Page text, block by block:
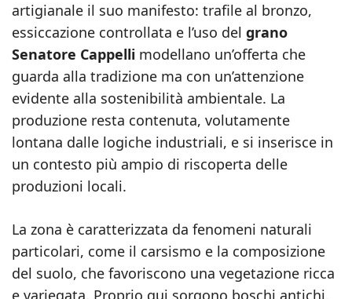
artigianale il suo manifesto: trafile al bronzo,
essiccazione controllata e l’uso del grano
Senatore Cappelli modellano un’offerta che
guarda alla tradizione ma con un’attenzione
evidente alla sostenibilità ambientale. La
produzione resta contenuta, volutamente
lontana dalle logiche industriali, e si inserisce in
un contesto più ampio di riscoperta delle
produzioni locali.
La zona è caratterizzata da fenomeni naturali
particolari, come il carsismo e la composizione
del suolo, che favoriscono una vegetazione ricca
e variegata. Proprio qui sorgono boschi antichi,